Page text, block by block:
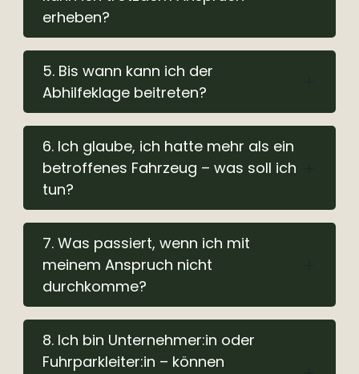
erheben?
5. Bis wann kann ich der
Abhilfeklage beitreten?
6. Ich glaube, ich hatte mehr als ein
betroffenes Fahrzeug – was soll ich
tun?
7. Was passiert, wenn ich mit
meinem Anspruch nicht
durchkomme?
8. Ich bin Unternehmer:in oder
Fuhrparkleiter:in – können